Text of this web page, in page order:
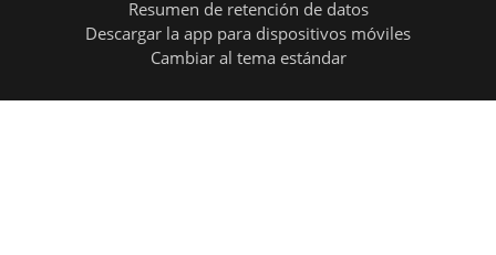
Resumen de retención de datos
Descargar la app para dispositivos móviles
Cambiar al tema estándar